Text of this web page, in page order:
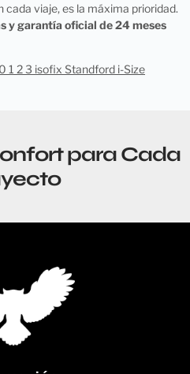
cada viaje, es la máxima prioridad.
y garantía oficial de 24 meses
1 2 3 isofix Standford i-Size
para Cada